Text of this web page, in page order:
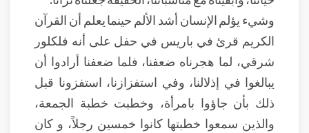
وشيء يؤلم الإنسان أشد الألم حينما يعلم أن القرآن
الكريم قرئ في باريس في حفل على أنه فلكلور
شرقي، لما هجرناه ضعفنا، فلما ضعفنا أرادوا أن
يبالغوا في إذلالنا، وفي استفزازنا، استفزونا قبل
ذلك بأن جاؤوا بامرأة، وخطبت خطبة الجمعة،
والذين سمعوا خطبتها كانوا خمسين رجلاً، و كان